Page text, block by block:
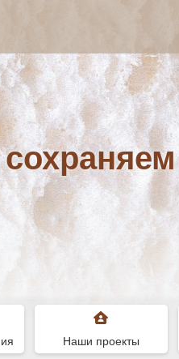
Наши проекты